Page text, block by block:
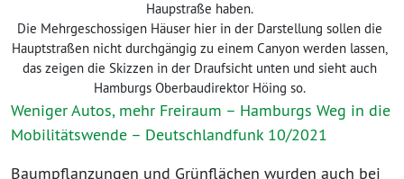
Haupstraße haben.
Die Mehrgeschossigen Häuser hier in der Darstellung sollen die
Hauptstraßen nicht durchgängig zu einem Canyon werden lassen,
das zeigen die Skizzen in der Draufsicht unten und sieht auch
Hamburgs Oberbaudirektor Höing so.
Weniger Autos, mehr Freiraum – Hamburgs Weg in die
Mobilitätswende – Deutschlandfunk 10/2021
Baumpflanzungen und Grünflächen wurden auch bei